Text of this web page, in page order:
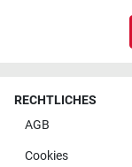
RECHTLICHES
AGB
Cookies